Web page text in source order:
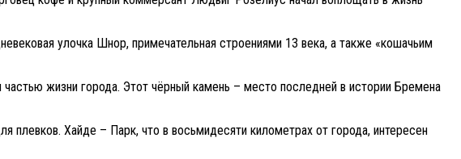
улочка Шнор, примечательная строениями 13 века, а также «кошачьим
жизни города. Этот чёрный камень – место последней в истории Бремена
плевков. Хайде – Парк, что в восьмидесяти километрах от города, интересен